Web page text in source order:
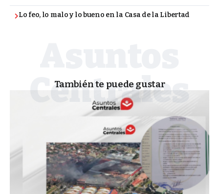
Lo feo, lo malo y lo bueno en la Casa de la Libertad
También te puede gustar